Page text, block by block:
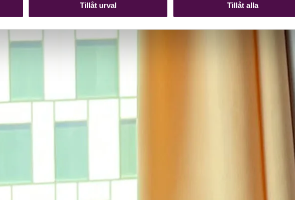
Tillåt urval Tillåt alla